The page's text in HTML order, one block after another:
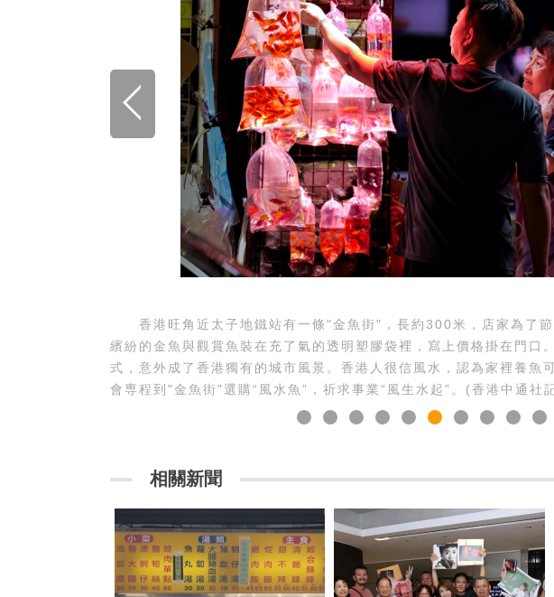
香港旺角近太子地鐵站有一條"金魚街"，長約300米，店家為了節
繽紛的金魚與觀賞魚裝在充了氣的透明塑膠袋裡，寫上價格掛在門口
式，意外成了香港獨有的城市風景。香港人很信風水，認為家裡養魚
會専程到"金魚街"選購“風水魚”，祈求事業“風生水起”。(香港中通
相關新聞